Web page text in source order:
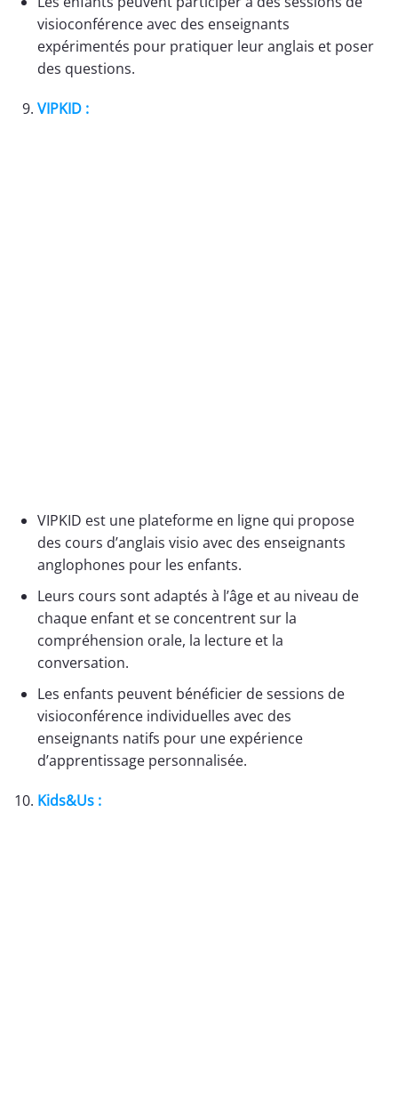
visioconférence avec des enseignants
expérimentés pour pratiquer leur anglais et poser
des questions.
VIPKID :
VIPKID est une plateforme en ligne qui propose
des cours d’anglais visio avec des enseignants
anglophones pour les enfants.
Leurs cours sont adaptés à l’âge et au niveau de
chaque enfant et se concentrent sur la
compréhension orale, la lecture et la
conversation.
Les enfants peuvent bénéficier de sessions de
visioconférence individuelles avec des
enseignants natifs pour une expérience
d’apprentissage personnalisée.
Kids&Us :